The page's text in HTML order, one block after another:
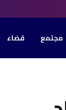
مجتمع قضاء